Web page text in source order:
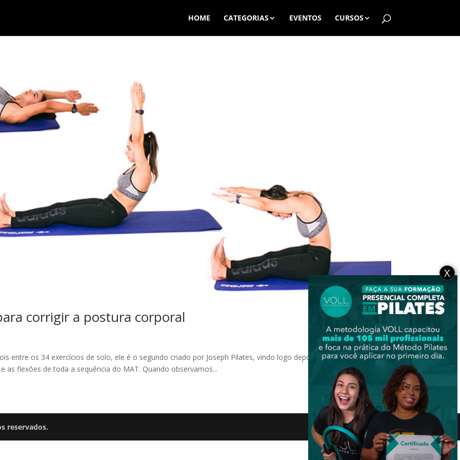
HOME CATEGORIAS EVENTOS CURSOS
corrigir a postura corporal
entre os 34 exercícios de solo, ele é o segundo criado por Joseph Pilates, vindo logo depois do The Hundred. O
flexões de toda a sequência do MAT. Quando observamos...
reservados.
X